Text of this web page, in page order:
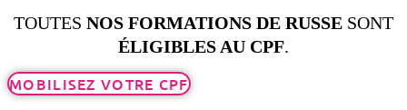
TOUTES NOS FORMATIONS DE RUSSE SONT
ÉLIGIBLES AU CPF.
MOBILISEZ VOTRE CPF